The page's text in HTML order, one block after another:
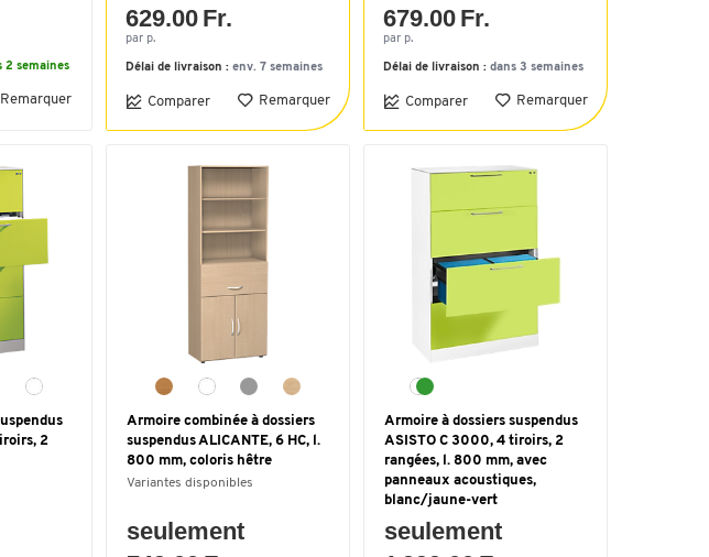
2 semaines
Remarquer
629.00 Fr.
par p.
Délai de livraison : env. 7 semaines
Comparer Remarquer
679.00 Fr.
par p.
Délai de livraison : dans 3 semaines
Comparer Remarquer
2
Armoire combinée à dossiers
suspendus ALICANTE, 6 HC, l.
800 mm, coloris hêtre
Variantes disponibles
seulement
Armoire à dossiers suspendus
ASISTO C 3000, 4 tiroirs, 2
rangées, l. 800 mm, avec
panneaux acoustiques,
blanc/jaune-vert
seulement